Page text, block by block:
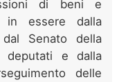
di beni e
in essere dalla
dal Senato della
deputati e dalla
delle